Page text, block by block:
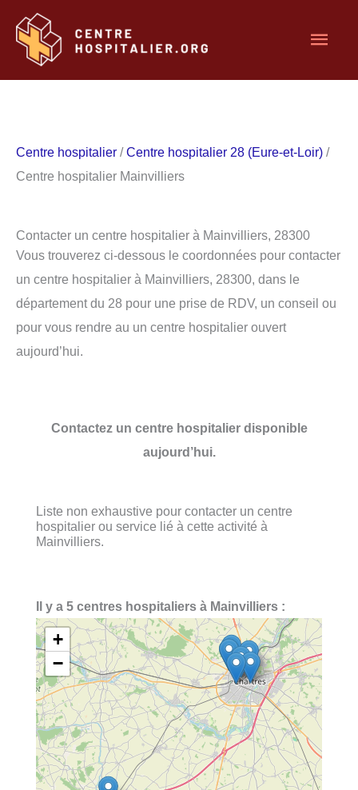
contenu
Centre hospitalier /Centre hospitalier 28 (Eure-et-Loir) /
Centre hospitalier Mainvilliers
Contacter un centre hospitalier à Mainvilliers, 28300
Vous trouverez ci-dessous le coordonnées pour contacter
un centre hospitalier à Mainvilliers, 28300, dans le
département du 28 pour une prise de RDV, un conseil ou
pour vous rendre au un centre hospitalier ouvert
aujourd’hui.
Contactez un centre hospitalier disponible
aujourd’hui.
Liste non exhaustive pour contacter un centre
hospitalier ou service lié à cette activité à
Mainvilliers.
Il y a 5 centres hospitaliers à Mainvilliers :
+
−